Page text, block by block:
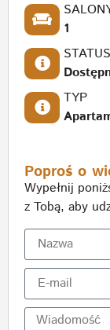
1
STATUS
TYP
Poproś o
Wypełnij
z Tobą, aby